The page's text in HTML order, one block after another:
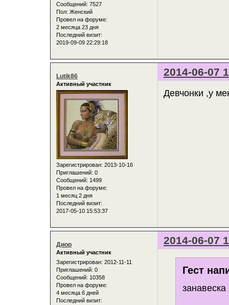
Сообщений: 7527
Пол: Женский
Провел на форуме:
2 месяца 23 дня
Последний визит:
2019-09-09 22:29:18
2014-06-07
Lutik86
Активный участник
Зарегистрирован: 2013-10-16
Приглашений: 0
Сообщений: 1499
Провел на форуме:
1 месяц 2 дня
Последний визит:
2017-05-10 15:53:37
Девчонки ,у
2014-06-07
Диор
Активный участник
Зарегистрирован: 2012-11-11
Приглашений: 0
Сообщений: 10358
Провел на форуме:
4 месяца 6 дней
Последний визит:
Гест